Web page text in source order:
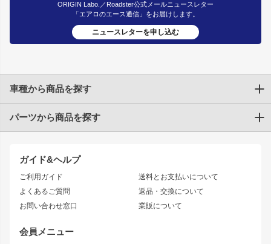
ORIGIN Labo.／Roadster公式メールニュースレター
「エアロのエース通信」をお届けします。
ニュースレターを申し込む
ガイド&ヘルプ
ご利用ガイド
よくあるご質問
お問い合わせ窓口
送料とお支払いについて
返品・交換について
業販について
会員メニュー
車種から商品を探す
トヨタ
JZX90 CHASER
JZX110 MARK II
JZX100 MARK II
JZX90 MARK II
トレノ
アリスト
ソアラ
アルテッツァ
パーツから商品を探す
エアロシリーズ
ドリフトライン
風神
雷神
レーシングライン
アタックライン
ストリームライン